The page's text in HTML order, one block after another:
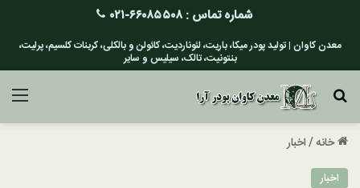
شماره تماس :۶۶۰۸۵۵۰۸-۰۲۱
معدن کاوان | تولید پودر میکا، باریت، لئوناردیت، کائولن و بالکلی، کربنات کلسیم، پرلیت،
بنتونیت، تالک، سیلیس و سایر
جستجو برای
خانه/اخبار
اخبار